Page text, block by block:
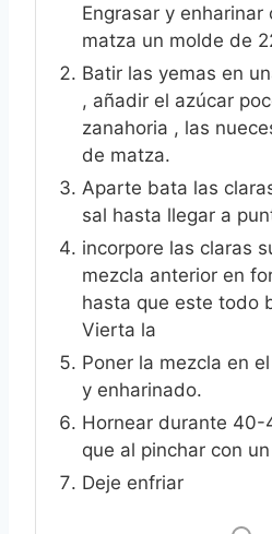
Engrasar y enharinar
matza un molde de
Batir las yemas en
, añadir el azúcar
zanahoria , las
de matza.
Aparte bata las
sal hasta llegar a
incorpore las claras
mezcla anterior en
hasta que este todo
Vierta la
Poner la mezcla en
y enharinado.
Hornear durante 40-
que al pinchar con
Deje enfriar